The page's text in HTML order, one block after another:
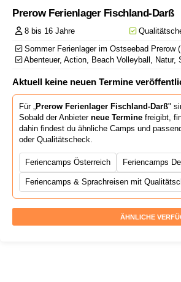
Prerow Ferienlager Fischland-Darß
8 bis 16 Jahre
Sommer Ferienlager im Ostseebad Prerow
Abenteuer, Action, Beach Volleyball, Natur,
Aktuell keine neuen Termine
Für „Prerow Ferienlager Fischland-Darß"
Sobald der Anbieter neue Termine freigibt,
dahin findest du ähnliche Camps und
oder Qualitätscheck.
Feriencamps Österreich Feriencamps
Feriencamps & Sprachreisen mit
ÄHNLICHE